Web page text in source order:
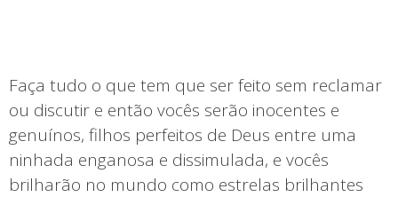
Faça tudo o que tem que ser feito sem reclamar
ou discutir e então vocês serão inocentes e
genuínos, filhos perfeitos de Deus entre uma
ninhada enganosa e dissimulada, e vocês
brilharão no mundo como estrelas brilhantes